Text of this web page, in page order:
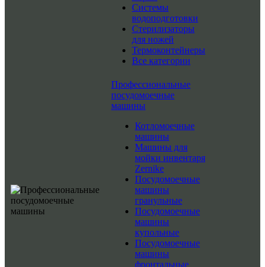
Системы
водоподготовки
Стерилизаторы
для ножей
Термоконтейнеры
Все категории
Профессиональные
посудомоечные
машины
Котломоечные
машины
Машины для
мойки инвентаря
Zernike
Посудомоечные
машины
гранульные
Посудомоечные
машины
купольные
Посудомоечные
машины
фронтальные